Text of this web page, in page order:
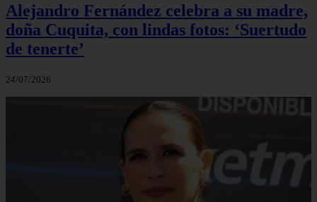
Alejandro Fernández celebra a su madre,
doña Cuquita, con lindas fotos: ‘Suertudo
de tenerte’
24/07/2026